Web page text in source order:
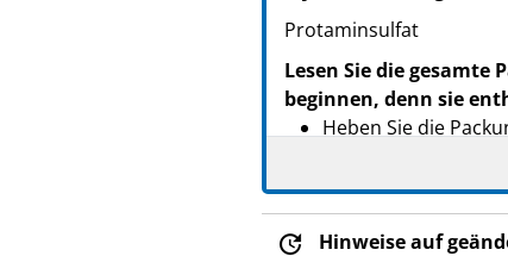
Protaminsulfat
Lesen Sie die
beginnen, denn sie
Heben Sie die
Das Arzneimittel
Sie weitere Fragen
Hinweise auf